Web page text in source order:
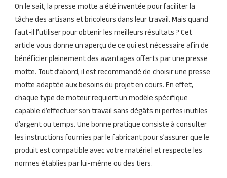
On le sait, la presse motte a été inventée pour faciliter la
tâche des artisans et bricoleurs dans leur travail. Mais quand
faut-il l’utiliser pour obtenir les meilleurs résultats ? Cet
article vous donne un aperçu de ce qui est nécessaire afin de
bénéficier pleinement des avantages offerts par une presse
motte. Tout d’abord, il est recommandé de choisir une presse
motte adaptée aux besoins du projet en cours. En effet,
chaque type de moteur requiert un modèle spécifique
capable d’effectuer son travail sans dégâts ni pertes inutiles
d’argent ou temps. Une bonne pratique consiste à consulter
les instructions fournies par le fabricant pour s’assurer que le
produit est compatible avec votre matériel et respecte les
normes établies par lui-même ou des tiers.